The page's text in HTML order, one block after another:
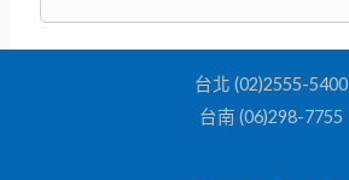
台北 (02)2555-5400
台南 (06)298-7755